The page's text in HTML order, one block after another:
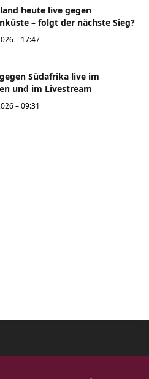
heute live gegen
– folgt der nächste Sieg?
– 17:47
Südafrika live im
und im Livestream
– 09:31